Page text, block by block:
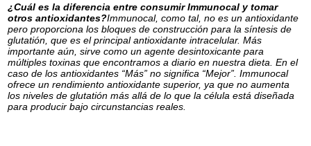
¿Cuál es la diferencia entre consumir Immunocal y tomar
otros antioxidantes?Immunocal, como tal, no es un antioxidante
pero proporciona los bloques de construcción para la síntesis de
glutatión, que es el principal antioxidante intracelular. Más
importante aún, sirve como un agente desintoxicante para
múltiples toxinas que encontramos a diario en nuestra dieta. En el
caso de los antioxidantes “Más” no significa “Mejor”. Immunocal
ofrece un rendimiento antioxidante superior, ya que no aumenta
los niveles de glutatión más allá de lo que la célula está diseñada
para producir bajo circunstancias reales.